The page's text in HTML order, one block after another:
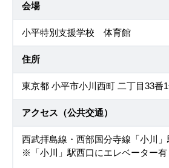
会場
小平特別支援学校 体育館
住所
東京都 小平市小川西町 二丁目33番
アクセス（公共交通）
西武拝島線・西部国分寺線「小川
※「小川」駅西口にエレベーター有